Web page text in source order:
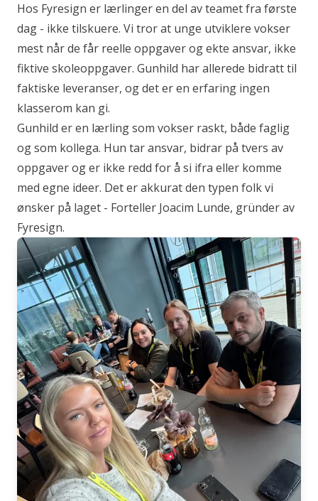
Hos Fyresign er lærlinger en del av teamet fra første
dag - ikke tilskuere. Vi tror at unge utviklere vokser
mest når de får reelle oppgaver og ekte ansvar, ikke
fiktive skoleoppgaver. Gunhild har allerede bidratt til
faktiske leveranser, og det er en erfaring ingen
klasserom kan gi.
Gunhild er en lærling som vokser raskt, både faglig
og som kollega. Hun tar ansvar, bidrar på tvers av
oppgaver og er ikke redd for å si ifra eller komme
med egne ideer. Det er akkurat den typen folk vi
ønsker på laget - Forteller Joacim Lunde, gründer av
Fyresign.